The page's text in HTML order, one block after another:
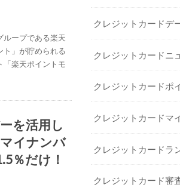
ループである楽天
ト」が貯められる
「楽天ポイントモ
を活用し
イナンバ
％だけ！
クレジットカードデ
クレジットカードニ
クレジットカードポ
クレジットカードマ
クレジットカードラ
クレジットカード審